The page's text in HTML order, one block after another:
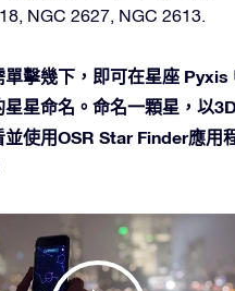
NGC 2627, NGC 2613.
單擊幾下，即可在星座 Pyxis
星星命名。命名一顆星，以
並使用OSR Star Finder應用